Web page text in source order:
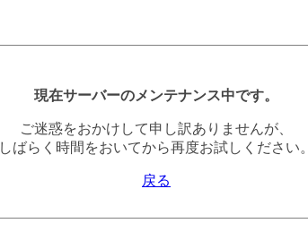
現在サーバーのメンテナンス中です。
ご迷惑をおかけして申し訳ありませんが、
しばらく時間をおいてから再度お試しください。
戻る